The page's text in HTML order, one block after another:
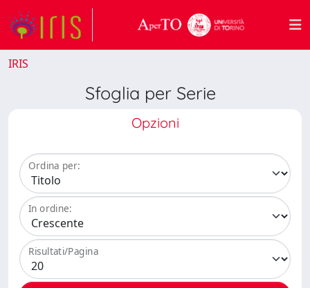
IRIS
Sfoglia per Serie
Opzioni
Ordina per:
In ordine:
Risultati/Pagina